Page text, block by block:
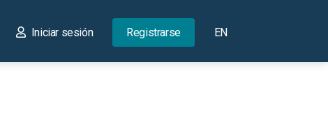
Iniciar sesión Registrarse EN